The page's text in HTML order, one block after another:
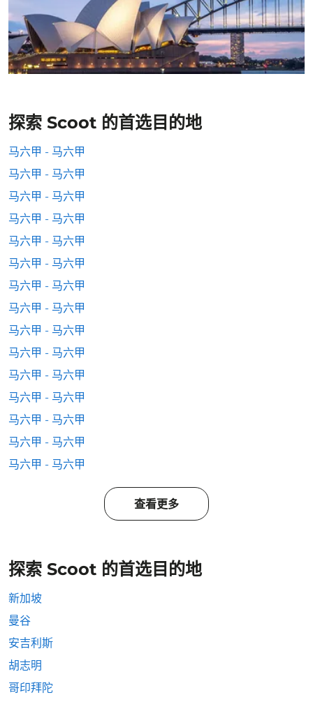
探索 Scoot 的首选目的地
马六甲 - 马六甲
马六甲 - 马六甲
马六甲 - 马六甲
马六甲 - 马六甲
马六甲 - 马六甲
马六甲 - 马六甲
马六甲 - 马六甲
马六甲 - 马六甲
马六甲 - 马六甲
马六甲 - 马六甲
马六甲 - 马六甲
马六甲 - 马六甲
马六甲 - 马六甲
马六甲 - 马六甲
马六甲 - 马六甲
查看更多
探索 Scoot 的首选目的地
新加坡
曼谷
安吉利斯
胡志明
哥印拜陀